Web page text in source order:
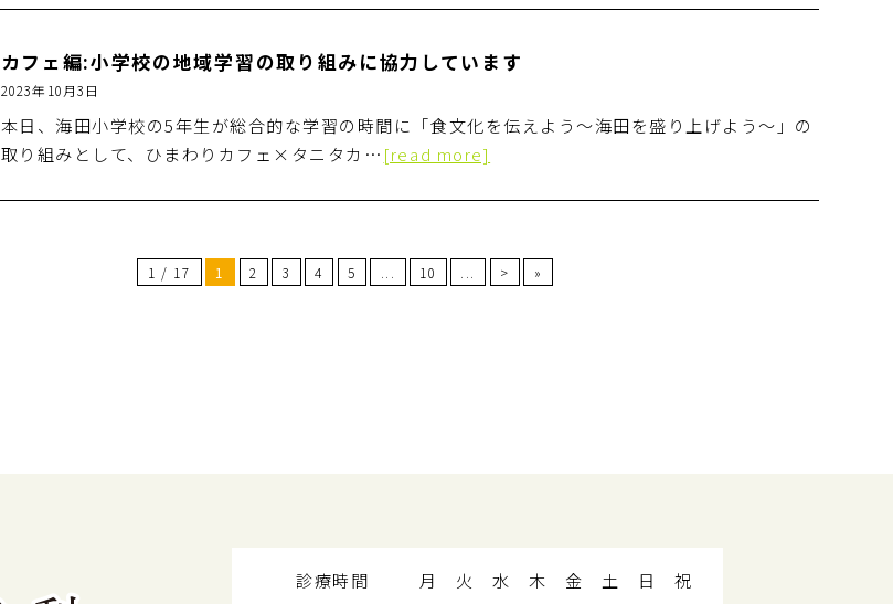
カフェ編:小学校の地域学習の取り組みに協力しています
2023年10月3日
本日、海田小学校の5年生が総合的な学習の時間に「食文化を伝えよう〜海田を盛り上げよう〜」の
取り組みとして、ひまわりカフェ×タニタカ… [read more]
1 / 17 1 2 3 4 5 ... 10 ... > »
診療時間 月 火 水 木 金 土 日
祝